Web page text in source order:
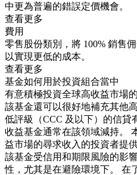
中更為普遍的錯誤定價機會。
查看更多
費用
零售股份類別，將 100% 銷售
以實現更低的成本。
查看更多
基金如何用於投資組合當中
有意積極投資全球高收益市場
該基金還可以很好地補充其他
低評級（CCC 及以下）的信貸
收益基金通常在該領域減持。
益市場的尋求收入的投資者提
該基金受信用和期限風險的影
性，尤其是在避險環境下。 在